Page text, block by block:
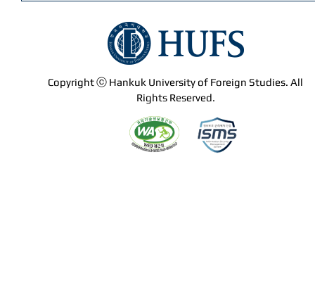
Copyright ⓒ Hankuk University of Foreign Studies. All
Rights Reserved.